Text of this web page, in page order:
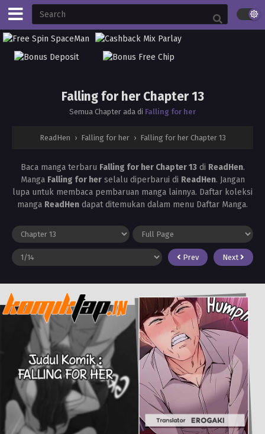
Falling for her Chapter 13
Semua Chapter ada di Falling for her
ReadHen › Falling for her › Falling for her Chapter 13
Baca manga terbaru Falling for her Chapter 13di ReadHen.
Manga Falling for herselalu diperbarui di ReadHen. Jangan
lupa untuk membaca pembaruan manga lainnya. Daftar koleksi
manga ReadHen dapat ditemukan dalam menu Daftar Manga.
Prev Next